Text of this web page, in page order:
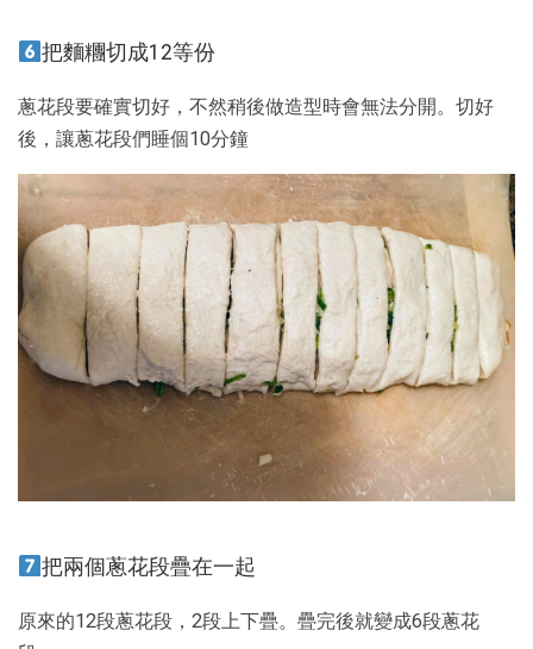
把麵糰切成12等份
蔥花段要確實切好，不然稍後做造型時會無法分開。切好
後，讓蔥花段們睡個10分鐘
把兩個蔥花段疊在一起
原來的12段蔥花段，2段上下疊。疊完後就變成6段蔥花